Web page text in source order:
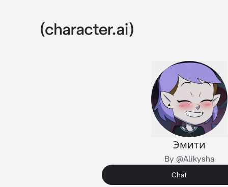
Эмити
By @Alikysha
Chat